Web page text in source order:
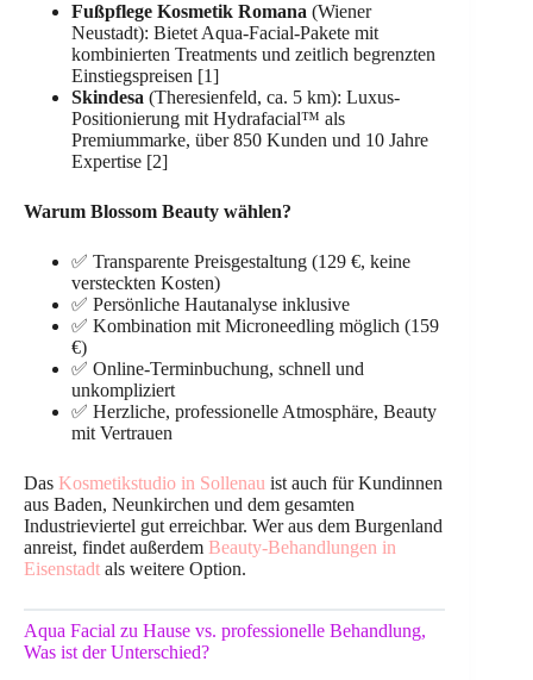
Fußpflege Kosmetik Romana (Wiener
Neustadt): Bietet Aqua-Facial-Pakete mit
kombinierten Treatments und zeitlich begrenzten
Einstiegspreisen [1]
Skindesa (Theresienfeld, ca. 5 km): Luxus-
Positionierung mit Hydrafacial™ als
Premiummarke, über 850 Kunden und 10 Jahre
Expertise [2]
Warum Blossom Beauty wählen?
✅ Transparente Preisgestaltung (129 €, keine
versteckten Kosten)
✅ Persönliche Hautanalyse inklusive
✅ Kombination mit Microneedling möglich (159
€)
✅ Online-Terminbuchung, schnell und
unkompliziert
✅ Herzliche, professionelle Atmosphäre, Beauty
mit Vertrauen
Das Kosmetikstudio in Sollenau ist auch für Kundinnen
aus Baden, Neunkirchen und dem gesamten
Industrieviertel gut erreichbar. Wer aus dem Burgenland
anreist, findet außerdem Beauty-Behandlungen in
Eisenstadt als weitere Option.
Aqua Facial zu Hause vs. professionelle Behandlung,
Was ist der Unterschied?